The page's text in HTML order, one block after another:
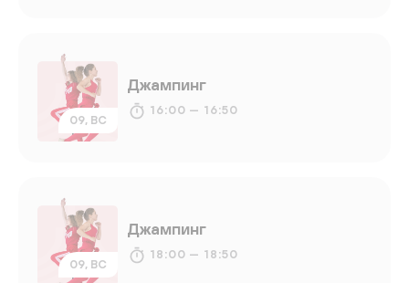
09, ВС
Джампинг
16:00 — 16:50
09, ВС
Джампинг
18:00 — 18:50